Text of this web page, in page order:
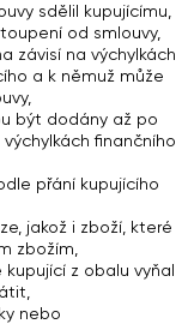
sdělil kupujícímu,
od smlouvy,
závisí na výchylkách
a k němuž může
být dodány až po
finančního
přání kupujícího
jakož i zboží, které
zbožím,
z obalu vyňal
nebo